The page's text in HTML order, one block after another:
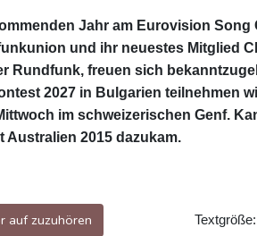
Jahr am Eurovision Song
und ihr neuestes Mitglied
Rundfunk, freuen sich
2027 in Bulgarien teilnehmen
im schweizerischen Genf.
Australien 2015 dazukam.
auf zuzuhören Textgröße: